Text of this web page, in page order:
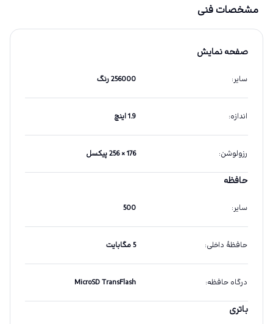
مشخصات فنی
صفحه نمایش
سایر: 256000 رنگ
اندازه: 1.9 اینچ
رزولوشن: 176 × 256 پیکسل
حافظه
سایر:
500
حافظهٔ داخلی: 5 مگابایت
درگاه حافظه:
MicroSD TransFlash
باتری